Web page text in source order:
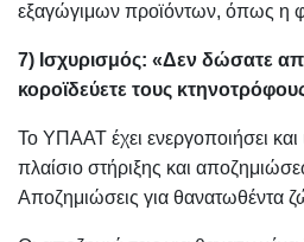
εξαγώγιμων προϊόντων, όπως η
7) Ισχυρισμός: «Δεν δώσατε
κοροϊδεύετε τους
Το ΥΠΑΑΤ έχει ενεργοποιήσει
πλαίσιο στήριξης και
Αποζημιώσεις για θανατωθέντα